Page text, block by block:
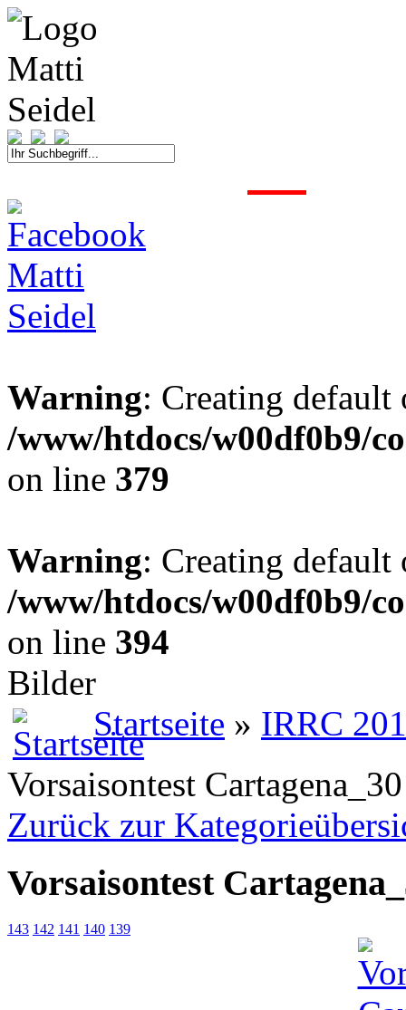
Warning: Creating
/www/htdocs/w00df0b9/
on line 379
Warning: Creating
/www/htdocs/w00df0b9/
on line 394
Bilder
Startseite » IRRC
Vorsaisontest Cartagena_30
Zurück zur
Vorsaisontest
143 142 141 140 139